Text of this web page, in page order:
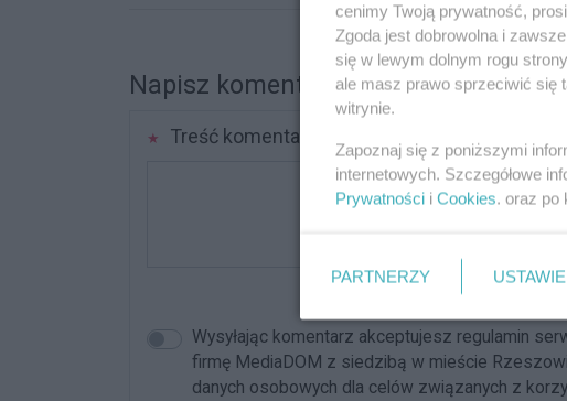
Napisz komentarz
Treść komentarza
Wysyłając komentarz akceptujesz regulamin
firmę MediaDOM z siedzibą w mieście
danych osobowych dla celów związanych z
cenimy Twoją prywatność,
Zgoda jest dobrowolna i
się w lewym dolnym rogu strony
ale masz prawo sprzeciwić się
witrynie.
Zapoznaj się z poniższymi
internetowych. Szczegółowe
Prywatności i Cookies. oraz po
PARTNERZY